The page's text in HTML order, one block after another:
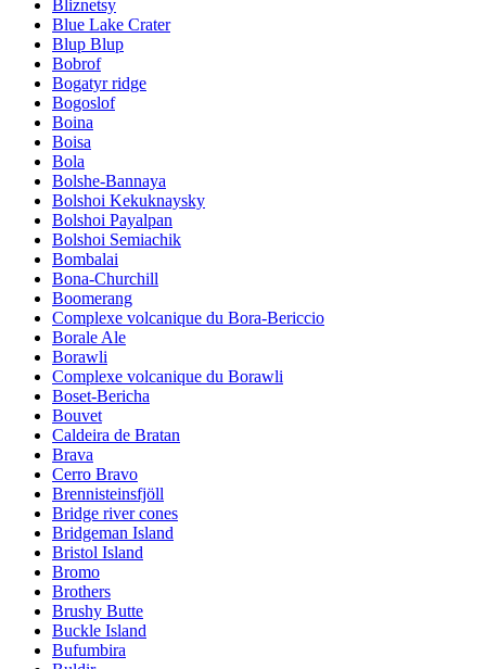
Bliznetsy
Blue Lake Crater
Blup Blup
Bobrof
Bogatyr ridge
Bogoslof
Boina
Boisa
Bola
Bolshe-Bannaya
Bolshoi Kekuknaysky
Bolshoi Payalpan
Bolshoi Semiachik
Bombalai
Bona-Churchill
Boomerang
Complexe volcanique du Bora-Bericcio
Borale Ale
Borawli
Complexe volcanique du Borawli
Boset-Bericha
Bouvet
Caldeira de Bratan
Brava
Cerro Bravo
Brennisteinsfjöll
Bridge river cones
Bridgeman Island
Bristol Island
Bromo
Brothers
Brushy Butte
Buckle Island
Bufumbira